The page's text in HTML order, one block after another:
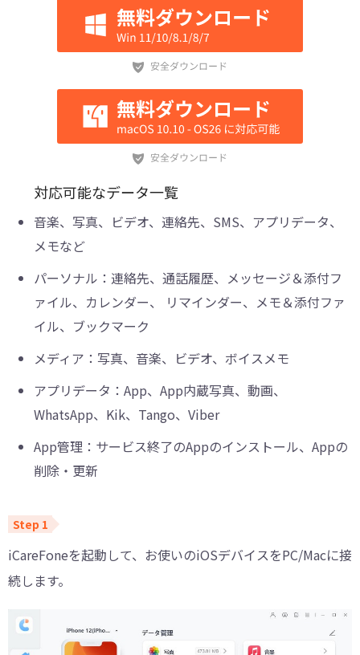
対応可能なデータ一覧
音楽、写真、ビデオ、連絡先、SMS、アプリデータ、
メモなど
パーソナル：連絡先、通話履歴、メッセージ＆添付フ
ァイル、カレンダー、 リマインダー、メモ＆添付ファ
イル、ブックマーク
メディア：写真、音楽、ビデオ、ボイスメモ
アプリデータ：App、App内蔵写真、動画、
WhatsApp、Kik、Tango、Viber
App管理：サービス終了のAppのインストール、Appの
削除・更新
iCareFoneを起動して、お使いのiOSデバイスをPC/Macに接
続します。